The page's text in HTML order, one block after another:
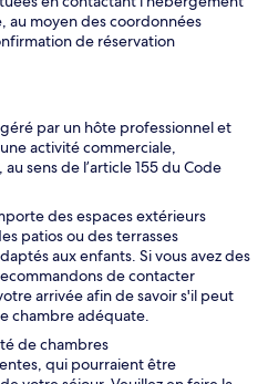
au moyen des coordonnées
de réservation
par un hôte professionnel et
activité commerciale,
sens de l’article 155 du Code
des espaces extérieurs
patios ou des terrasses
aux enfants. Si vous avez des
de contacter
arrivée afin de savoir s'il peut
chambre adéquate.
de chambres
qui pourraient être